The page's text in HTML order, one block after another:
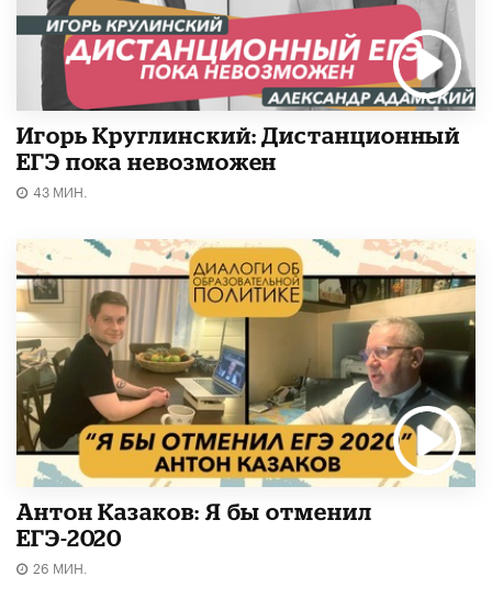
Игорь Круглинский: Дистанционный
ЕГЭ пока невозможен
43 МИН.
Антон Казаков: Я бы отменил
ЕГЭ-2020
26 МИН.